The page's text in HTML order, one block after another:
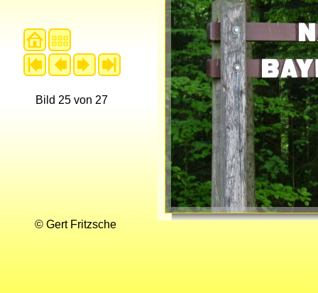
Bild 25 von 27
© Gert Fritzsche